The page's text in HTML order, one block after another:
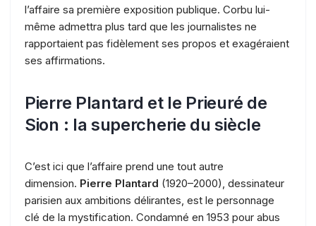
l’affaire sa première exposition publique. Corbu lui-
même admettra plus tard que les journalistes ne
rapportaient pas fidèlement ses propos et exagéraient
ses affirmations.
Pierre Plantard et le Prieuré de
Sion : la supercherie du siècle
C’est ici que l’affaire prend une tout autre
dimension. Pierre Plantard (1920–2000), dessinateur
parisien aux ambitions délirantes, est le personnage
clé de la mystification. Condamné en 1953 pour abus